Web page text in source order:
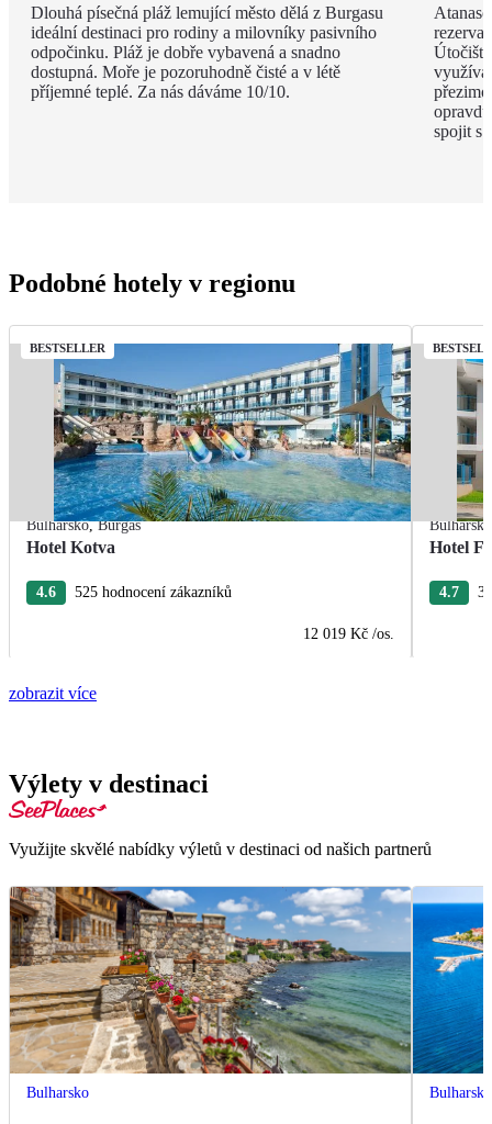
Dlouhá písečná pláž lemující město dělá z Burgasu
ideální destinaci pro rodiny a milovníky pasivního
odpočinku. Pláž je dobře vybavená a snadno
dostupná. Moře je pozoruhodně čisté a v létě
příjemné teplé. Za nás dáváme 10/10.
spojit s
Podobné hotely v regionu
BESTSELLER
Bulharsko,Burgas
Hotel Kotva
4.6 525 hodnocení zákazníků
12 019 Kč /os.
Bulharsko
Hotel
4.7
zobrazit více
Výlety v destinaci
Využijte skvělé nabídky výletů v destinaci od našich partnerů
Bulharsko Bulharsko